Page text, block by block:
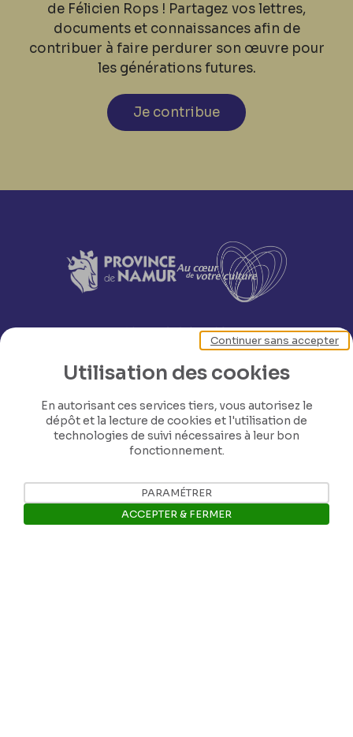
de Félicien Rops ! Partagez vos lettres,
documents et connaissances afin de
contribuer à faire perdurer son œuvre pour
les générations futures.
Je contribue
Utilisation des cookies
En autorisant ces services tiers, vous autorisez le
dépôt et la lecture de cookies et l'utilisation de
technologies de suivi nécessaires à leur bon
fonctionnement.
Continuer sans accepter
PARAMÉTRER
ACCEPTER & FERMER